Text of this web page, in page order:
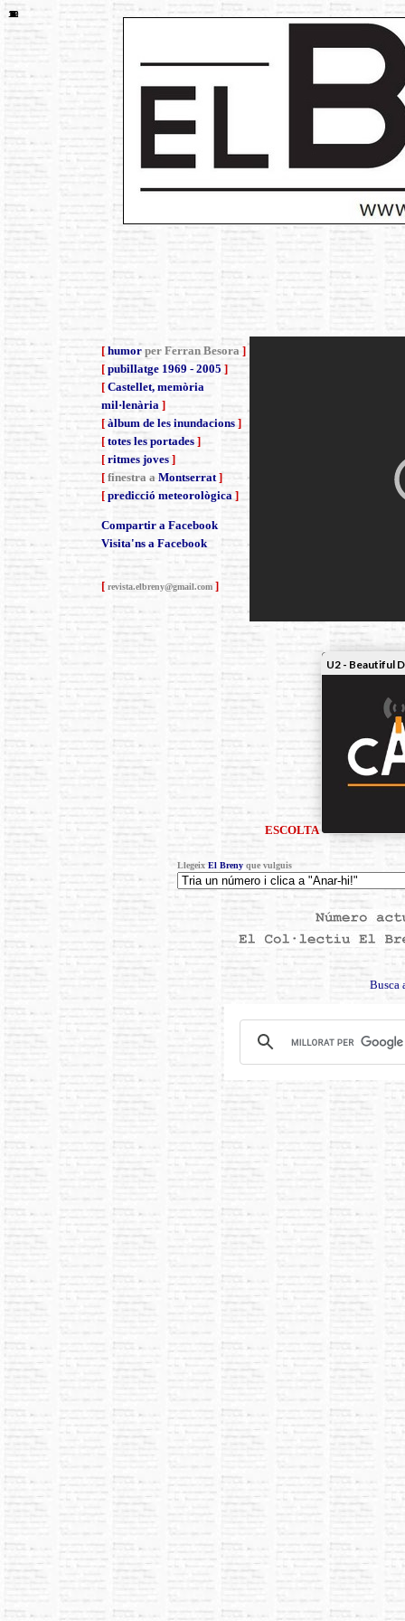
1
2
3
4
5
6
7
8
9
10
11
12
ESCOLTA
[ humor per Ferran Besora ]
[ pubillatge 1969 - 2005 ]
[ Castellet, memòria
mil·lenària ]
[ àlbum de les inundacions ]
[ totes les portades ]
[ ritmes joves ]
[ finestra a Montserrat ]
[ predicció meteorològica ]
Compartir a Facebook
Visita'ns a Facebook
[ revista.elbreny@gmail.com ]
Llegeix El Breny que vulguis
Busca